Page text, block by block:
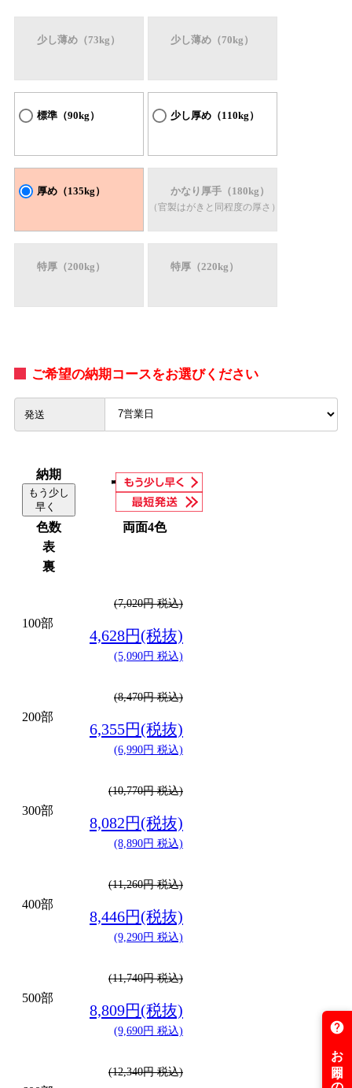
少し薄め（73kg） 少し薄め（70kg）
標準（90kg） 少し厚め（110kg）
厚め（135kg） かなり厚手（180kg）
（官製はがきと同程度の厚さ）
特厚（200kg） 特厚（220kg）
ご希望の納期コースをお選びください
発送
納期
もう少し
早く
色数
両面4色
表
裏
100部
(7,020円 税込)
4,628円(税抜)
(5,090円 税込)
200部
(8,470円 税込)
6,355円(税抜)
(6,990円 税込)
300部
(10,770円 税込)
8,082円(税抜)
(8,890円 税込)
400部
(11,260円 税込)
8,446円(税抜)
(9,290円 税込)
500部
(11,740円 税込)
8,809円(税抜)
(9,690円 税込)
(12,340円 税込)